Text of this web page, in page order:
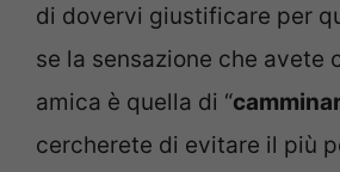
di dovervi giustificare per
se la sensazione che avete
amica è quella di “
cercherete di evitare il più